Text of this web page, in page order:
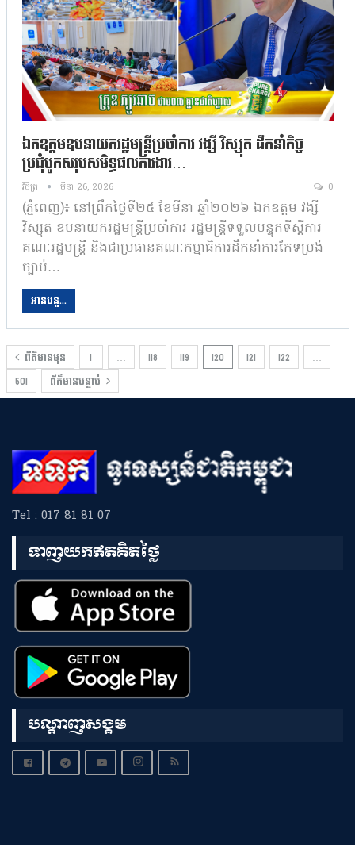
ឯកឧត្តមឧបនាយករដ្ឋមន្រ្តីប្រចាំការ វង្សី វិស្សុត ដឹកនាំកិច្ច
ប្រជុំបូកសរុបសមិទ្ធផលការងារ…
វិចិត្រ មីនា 26, 2026 0
(ភ្នំពេញ)៖ នៅព្រឹកថ្ងៃទី២៥ ខែមីនា ឆ្នាំ២០២៦ ឯកឧត្តម វង្សី
វិស្សុត ឧបនាយករដ្ឋមន្រ្តីប្រចាំការ រដ្ឋមន្ត្រីទទួលបន្ទុកទីស្តីការ
គណៈរដ្ឋមន្ត្រី និងជាប្រធានគណៈកម្មាធិការដឹកនាំការកែទម្រង់
ច្បាប់…
អានបន្ត...
ព័ត៌មានមុន 1 … 118 119 120 121 122
…
501
ព័ត៌មានបន្ទាប់
Tel : 017 81 81 07
ទាញយកឥតគិតថ្លៃ
បណ្តាញសង្គម